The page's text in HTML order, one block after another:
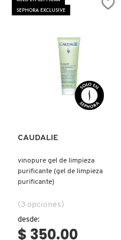
LANCÔME
LAURA MERCIER
LIVING PROOF
MAC COSMETICS
SEPHORA EXCLUSIVE
Ver más
CAUDALIE
vinopure gel de limpieza
purificante (gel de limpieza
purificante)
(3 opciones)
desde:
$ 350.00